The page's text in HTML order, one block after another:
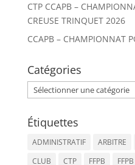
CTP CCAPB –
CREUSE TRINQUET 2026
CCAPB – CHAMPIONNAT
Catégories
Catégories
Étiquettes
ADMINISTRATIF ARBITRE
CLUB
CTP FFPB